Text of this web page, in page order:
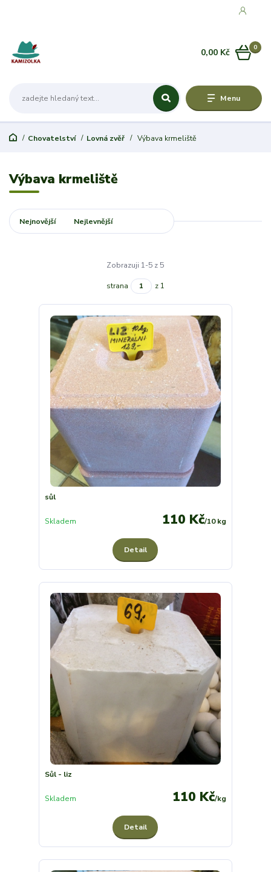
Menu
0
0,00 Kč
Chovatelství Lovná zvěř Výbava krmeliště
Výbava krmeliště
Nejnovější Nejlevnější
Zobrazuji 1-5 z 5
strana z 1
sůl
110 Kč/10 kg
Skladem
Detail
Sůl - liz
110 Kč/kg
Skladem
Detail